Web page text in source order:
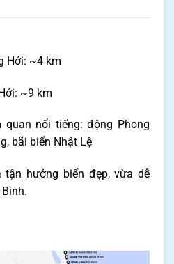
Hới: ~4 km
~9 km
quan nổi tiếng: động Phong
bãi biển Nhật Lệ
hưởng biển đẹp, vừa dễ